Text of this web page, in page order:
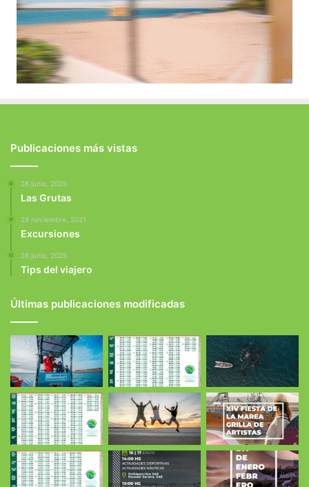
Publicaciones más vistas
28 junio, 2025
Las Grutas
28 noviembre, 2021
Excursiones
28 junio, 2025
Tips del viajero
Últimas publicaciones modificadas